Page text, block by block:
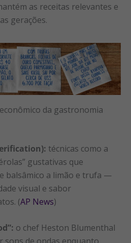
as receitas relevantes e
gerações.
da gastronomia
técnicas como a
gustativas que
balsâmico a limão e trufa —
visual e sabor
(AP News)
o chef Heston Blumenthal